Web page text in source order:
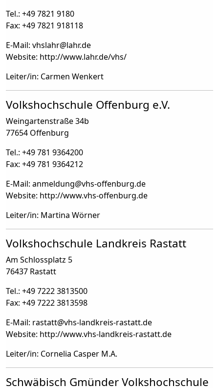
Tel.: +49 7821 9180
Fax: +49 7821 918118
E-Mail: vhslahr@lahr.de
Website: http://www.lahr.de/vhs/
Leiter/in: Carmen Wenkert
Volkshochschule Offenburg e.V.
Weingartenstraße 34b
77654 Offenburg
Tel.: +49 781 9364200
Fax: +49 781 9364212
E-Mail: anmeldung@vhs-offenburg.de
Website: http://www.vhs-offenburg.de
Leiter/in: Martina Wörner
Volkshochschule Landkreis Rastatt
Am Schlossplatz 5
76437 Rastatt
Tel.: +49 7222 3813500
Fax: +49 7222 3813598
E-Mail: rastatt@vhs-landkreis-rastatt.de
Website: http://www.vhs-landkreis-rastatt.de
Leiter/in: Cornelia Casper M.A.
Schwäbisch Gmünder Volkshochschule